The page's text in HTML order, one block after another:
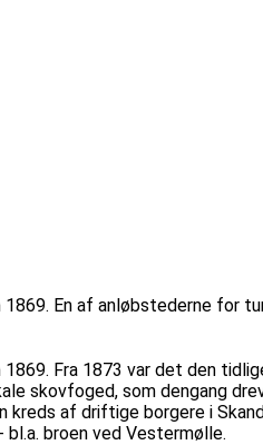
En af anløbstederne for
Fra 1873 var det den
skovfoged, som dengang
af driftige borgere i
broen ved Vestermølle.